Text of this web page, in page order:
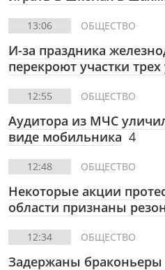
13:06 ОБЩЕСТВО
И-за праздника
перекроют участки
12:55 ОБЩЕСТВО
Аудитора из МЧС
виде мобильника 4
12:48 ОБЩЕСТВО
Некоторые акции
области признаны
12:34 ОБЩЕСТВО
Задержаны браконьеры